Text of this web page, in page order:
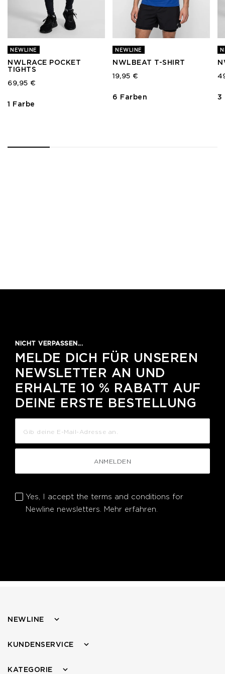
NEWLINE
NWLRACE POCKET
TIGHTS
69,95 €
1 Farbe
NEWLINE
NWLBEAT T-SHIRT
19,95 €
6 Farben 3
NICHT VERPASSEN...
MELDE DICH FÜR UNSEREN
NEWSLETTER AN UND
ERHALTE 10 % RABATT AUF
DEINE ERSTE BESTELLUNG
ANMELDEN
Yes, I accept the terms and conditions for
Newline newsletters. Mehr erfahren.
NEWLINE
KUNDENSERVICE
KATEGORIE